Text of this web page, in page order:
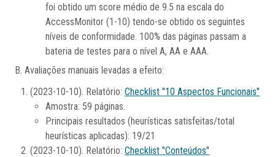
foi obtido um score médio de 9.5 na escala do
AccessMonitor (1-10) tendo-se obtido os seguintes
níveis de conformidade. 100% das páginas passam a
bateria de testes para o nível A, AA e AAA.
B. Avaliações manuais levadas a efeito:
(2023-10-10). Relatório:Checklist "10 Aspectos Funcionais"
Amostra: 59 páginas.
Principais resultados (heurísticas satisfeitas/total
heurísticas aplicadas): 19/21
(2023-10-10). Relatório:Checklist "Conteúdos"